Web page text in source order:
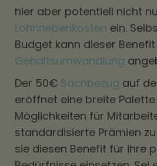
hier aber potentiell nicht
Lohnnebenkosten ein.
Budget kann dieser
Gehaltsumwandlung
Der 50€ Sachbezug auf
eröffnet eine breite
Möglichkeiten für
standardisierte Prämien
sie diesen Benefit für ihre